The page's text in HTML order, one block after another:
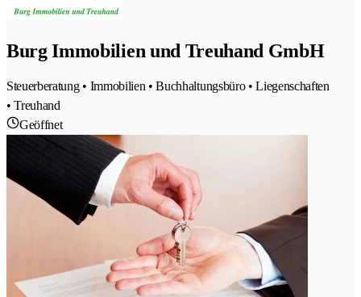
Burg Immobilien und Treuhand GmbH
Steuerberatung • Immobilien • Buchhaltungsbüro • Liegenschaften
• Treuhand
Geöffnet